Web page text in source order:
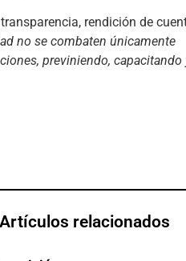
rendición de
no se combaten únicamente
previniendo, capacitando
Artículos relacionados